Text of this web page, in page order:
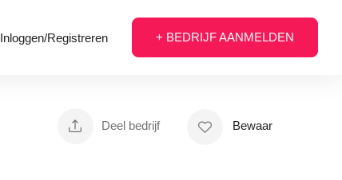
Inloggen/Registreren + BEDRIJF AANMELDEN
Deel bedrijf Bewaar